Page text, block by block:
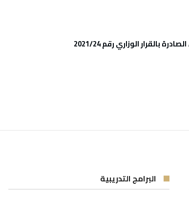
بالقرار الوزاري رقم 2021/24
البرامج التدريبية